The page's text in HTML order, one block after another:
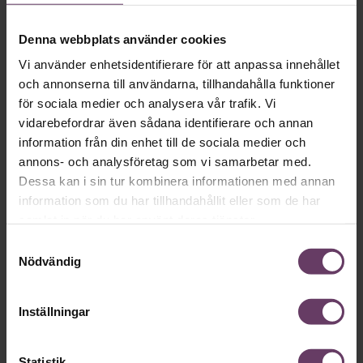
Denna webbplats använder cookies
Vi använder enhetsidentifierare för att anpassa innehållet
och annonserna till användarna, tillhandahålla funktioner
för sociala medier och analysera vår trafik. Vi
vidarebefordrar även sådana identifierare och annan
information från din enhet till de sociala medier och
annons- och analysföretag som vi samarbetar med.
Dessa kan i sin tur kombinera informationen med annan
information som du har tillhandahållit eller som de har
Nödvändig
Inställningar
Ny som chef
Utbildning med övernattning,44 950 kr
Marknadens mest etablerade utbildning för dig som är ny
som chef, eller som har upp till två års erfarenhet.
Boka nu
Konflikthantering